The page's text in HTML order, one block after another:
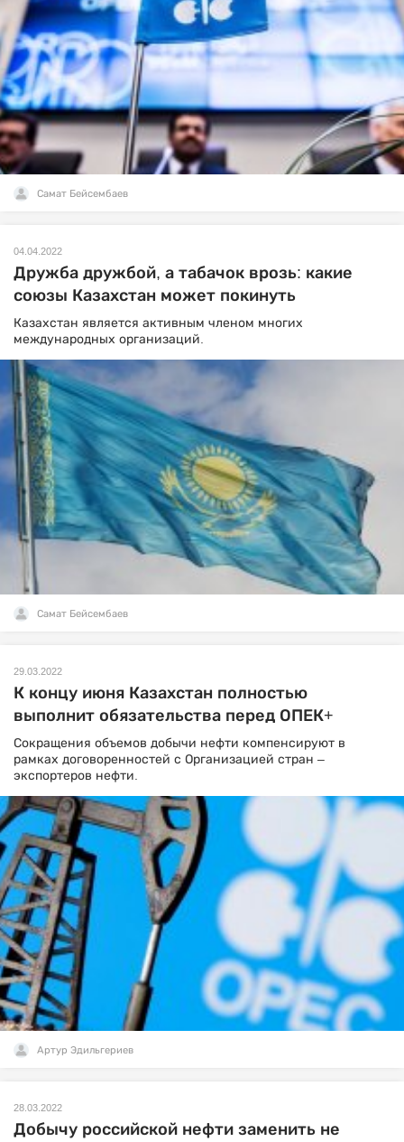
Самат Бейсембаев
04.04.2022
Дружба дружбой, а табачок врозь: какие
союзы Казахстан может покинуть
Казахстан является активным членом многих
международных организаций.
Самат Бейсембаев
29.03.2022
К концу июня Казахстан полностью
выполнит обязательства перед ОПЕК+
Сокращения объемов добычи нефти компенсируют в
рамках договоренностей с Организацией стран –
экспортеров нефти.
Артур Эдильгериев
28.03.2022
Добычу российской нефти заменить не